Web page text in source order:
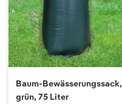
Baum-Bewässerungssack,
grün, 75 Liter